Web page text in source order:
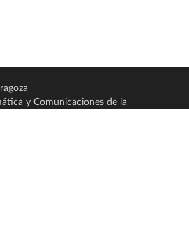
y Comunicaciones de la